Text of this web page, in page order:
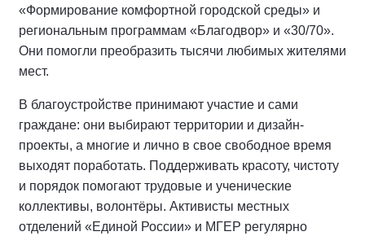
«Формирование комфортной городской среды» и
региональным программам «Благодвор» и «30/70».
Они помогли преобразить тысячи любимых жителями
мест.
В благоустройстве принимают участие и сами
граждане: они выбирают территории и дизайн-
проекты, а многие и лично в свое свободное время
выходят поработать. Поддерживать красоту, чистоту
и порядок помогают трудовые и ученические
коллективы, волонтёры. Активисты местных
отделений «Единой России» и МГЕР регулярно